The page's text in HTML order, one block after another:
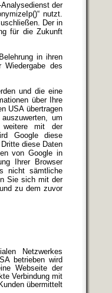
der
nutzt.
Der in
für die Zukunft
in ihren
Wiedergabe des
und die eine
über Ihre
USA übertragen
um
weitere mit der
Google diese
diese Daten
von Google in
Ihrer Browser
nicht sämtliche
Sie sich mit der
zu dem zuvor
Netzwerkes
betrieben wird
Webseite der
Verbindung mit
übermittelt